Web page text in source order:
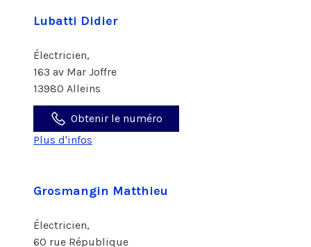
Lubatti Didier
Électricien,
163 av Mar Joffre
13980 Alleins
Obtenir le numéro
Plus d'infos
Grosmangin Matthieu
Électricien,
60 rue République